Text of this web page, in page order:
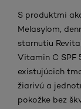
S produktmi
Melasylom,
starnutiu
Vitamin C SPF
existujúcich
žiarivú a
pokožke bez